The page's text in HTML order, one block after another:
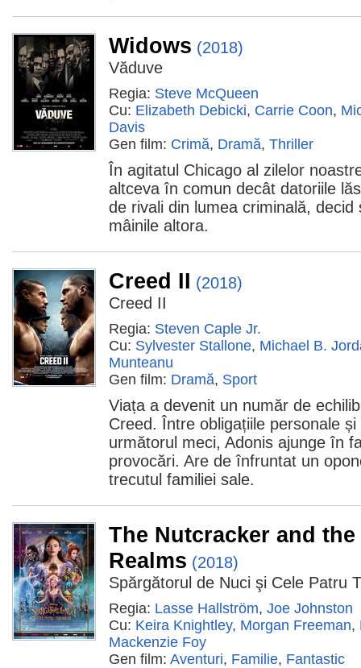
Widows (2018)
Văduve
Regia: Steve McQueen
Cu: Elizabeth Debicki, Carrie Coon,
Davis
Gen film: Crimă, Dramă, Thriller
În agitatul Chicago al zilelor
altceva în comun decât datoriile
de rivali din lumea criminală,
mâinile altora.
Creed II (2018)
Creed II
Regia: Steven Caple Jr.
Cu: Sylvester Stallone, Michael B.
Munteanu
Gen film: Dramă, Sport
Viața a devenit un număr de
Creed. Între obligațiile personale
următorul meci, Adonis ajunge în
provocări. Are de înfruntat un
trecutul familiei sale.
The Nutcracker and
Realms (2018)
Spărgătorul de Nuci şi Cele Patru
Regia: Lasse Hallström, Joe Johnston
Cu: Keira Knightley, Morgan Freeman,
Mackenzie Foy
Gen film: Aventuri, Familie, Fantastic